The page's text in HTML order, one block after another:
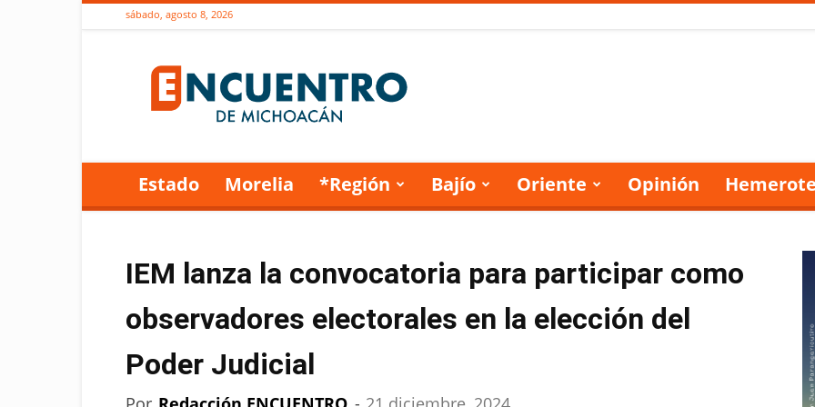
sábado, agosto 8, 2026
de
Michoacán
Estado Morelia *Región Bajío Oriente Opinión
IEM lanza la convocatoria para participar como
observadores electorales en la elección del
Poder Judicial